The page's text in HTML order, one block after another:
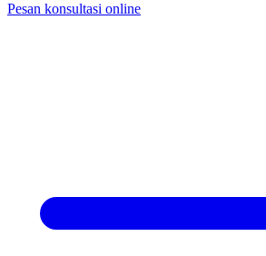
Pesan konsultasi online